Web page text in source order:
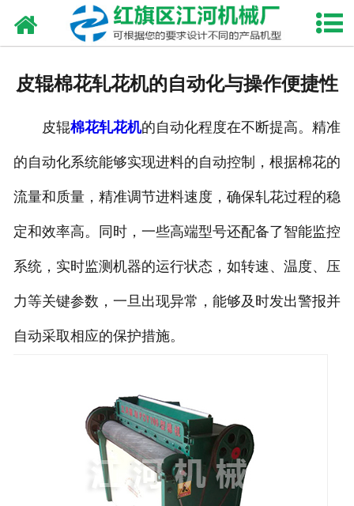
网站首页
资质荣誉
发货现场
视频中心
皮辊棉花轧花机的自动化与操作便捷性
皮辊棉花轧花机的自动化程度在不断提高。精准
的自动化系统能够实现进料的自动控制，根据棉花的
流量和质量，精准调节进料速度，确保轧花过程的稳
定和效率高。同时，一些高端型号还配备了智能监控
系统，实时监测机器的运行状态，如转速、温度、压
力等关键参数，一旦出现异常，能够及时发出警报并
自动采取相应的保护措施。